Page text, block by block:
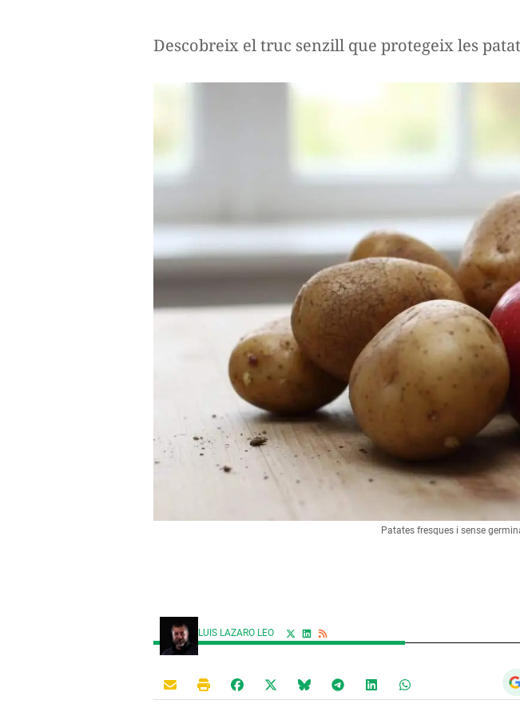
Descobreix el truc senzill que protegeix les
Patates fresques i sense
LUIS LAZARO LEO